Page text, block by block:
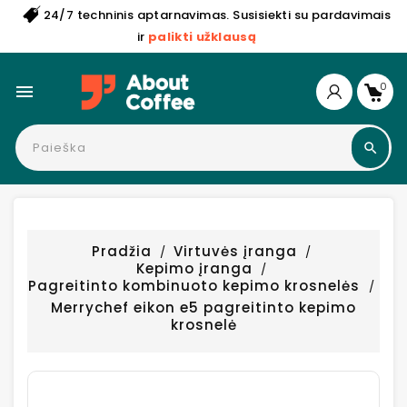
24/7 techninis aptarnavimas. Susisiekti su pardavimais
ir palikti užklausą
 0
Pradžia
Virtuvės įranga
Kepimo įranga
Pagreitinto kombinuoto kepimo krosnelės
Merrychef eikon e5 pagreitinto kepimo
krosnelė